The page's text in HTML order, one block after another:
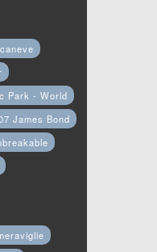
Park - World
James Bond